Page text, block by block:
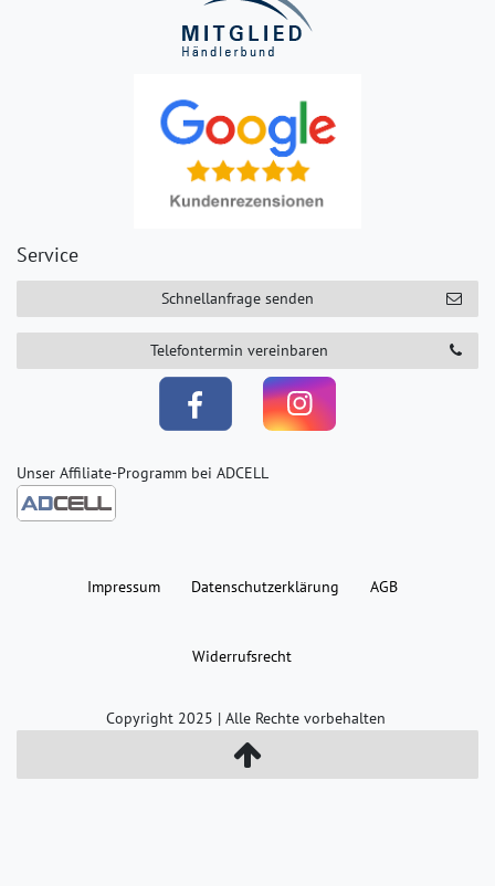
Service
Schnellanfrage senden
Telefontermin vereinbaren
Unser Affiliate-Programm bei ADCELL
Impressum Daten­schutz­erklärung AGB
Widerrufs­recht
Copyright 2025 | Alle Rechte vorbehalten